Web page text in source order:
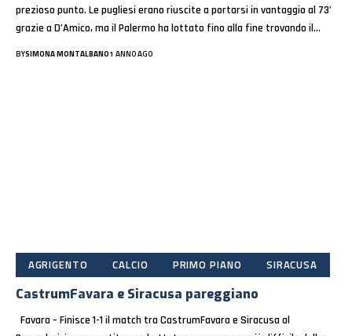
prezioso punto. Le pugliesi erano riuscite a portarsi in vantaggio al 73’
grazie a D’Amico, ma il Palermo ha lottato fino alla fine trovando il…
BYSIMONA MONTALBANO1 ANNO AGO
AGRIGENTO CALCIO PRIMO PIANO SIRACUSA
CastrumFavara e Siracusa pareggiano
Favara – Finisce 1-1 il match tra CastrumFavara e Siracusa al